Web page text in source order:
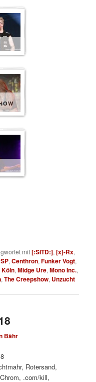
mit[:SITD:],[x]-Rx,
,Centhron,Funker Vogt,
Köln,Midge Ure,Mono Inc.,
,The Creepshow, Unzucht
Bähr
Rotersand,
.com/kill,